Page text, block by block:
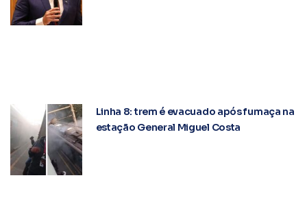
Linha 8: trem é evacuado após fumaça na
estação General Miguel Costa